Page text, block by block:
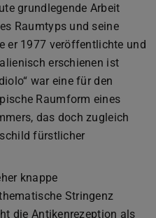
grundlegende Arbeit
Raumtyps und seine
er 1977 veröffentlichte und
erschienen ist
war eine für den
Raumform eines
das doch zugleich
fürstlicher
knappe
Stringenz
die Antikenrezeption als